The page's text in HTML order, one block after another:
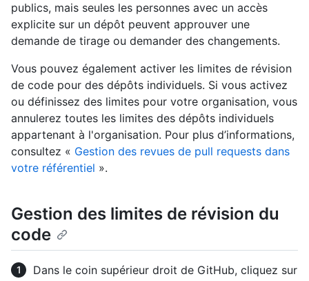
publics, mais seules les personnes avec un accès
explicite sur un dépôt peuvent approuver une
demande de tirage ou demander des changements.
Vous pouvez également activer les limites de révision
de code pour des dépôts individuels. Si vous activez
ou définissez des limites pour votre organisation, vous
annulerez toutes les limites des dépôts individuels
appartenant à l'organisation. Pour plus d’informations,
consultez « Gestion des revues de pull requests dans
votre référentiel ».
Gestion des limites de révision du
code
Dans le coin supérieur droit de GitHub, cliquez sur